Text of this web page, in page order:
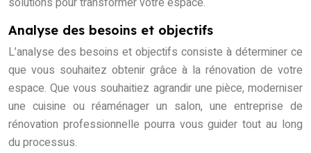
Analyse des besoins et objectifs
L’analyse des besoins et objectifs consiste à déterminer ce
que vous souhaitez obtenir grâce à la rénovation de votre
espace. Que vous souhaitiez agrandir une pièce, moderniser
une cuisine ou réaménager un salon, une entreprise de
rénovation professionnelle pourra vous guider tout au long
du processus.